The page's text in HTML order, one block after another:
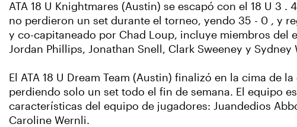
ATA 18 U Knightmares (Austin) se escapó con el 18 U 3
no perdieron un set durante el torneo, yendo 35 - 0 , y
y co-capitaneado por Chad Loup, incluye miembros del
Jordan Phillips, Jonathan Snell, Clark Sweeney y Sydney
El ATA 18 U Dream Team (Austin) finalizó en la cima de
perdiendo solo un set todo el fin de semana. El equipo
características del equipo de jugadores: Juandedios
Caroline Wernli.